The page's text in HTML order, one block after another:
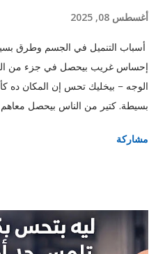
أغسطس 08, 2025
أسباب التنميل في الجسم وطرق
إحساس غريب بيحصل في جزء من
الوجه – بيخليك تحس إن المكان ده
بسيطة. كتير من الناس بيحصل معاهم
لو التنميل مفاجئ وفي نص الجسم
مشاركة